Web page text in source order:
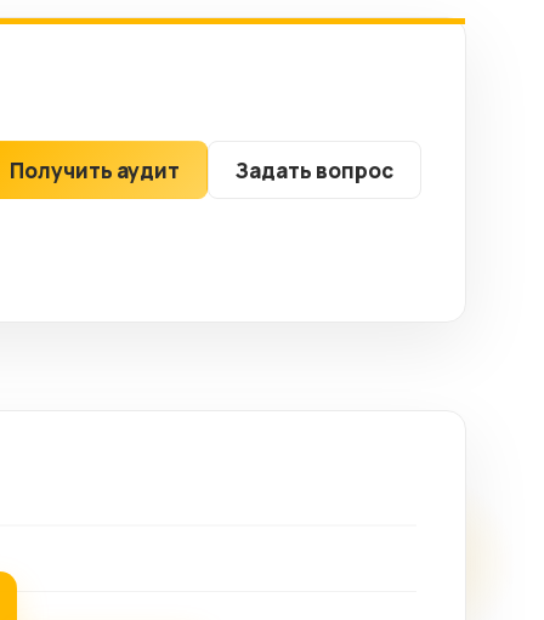
Получить аудит Задать вопрос